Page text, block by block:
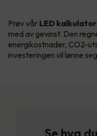
Prøv vår LED kalkulator
med av gevinst. Den
energikostnader, CO2-
investeringen vil lønne